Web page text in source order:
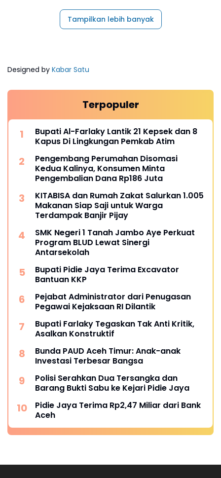
Tampilkan lebih banyak
Designed by Kabar Satu
Terpopuler
Bupati Al-Farlaky Lantik 21 Kepsek dan 8
Kapus Di Lingkungan Pemkab Atim
Pengembang Perumahan Disomasi
Kedua Kalinya, Konsumen Minta
Pengembalian Dana Rp186 Juta
KITABISA dan Rumah Zakat Salurkan 1.005
Makanan Siap Saji untuk Warga
Terdampak Banjir Pijay
SMK Negeri 1 Tanah Jambo Aye Perkuat
Program BLUD Lewat Sinergi
Antarsekolah
Bupati Pidie Jaya Terima Excavator
Bantuan KKP
Pejabat Administrator dari Penugasan
Pegawai Kejaksaan RI Dilantik
Bupati Farlaky Tegaskan Tak Anti Kritik,
Asalkan Konstruktif
Bunda PAUD Aceh Timur: Anak-anak
Investasi Terbesar Bangsa
Polisi Serahkan Dua Tersangka dan
Barang Bukti Sabu ke Kejari Pidie Jaya
Pidie Jaya Terima Rp2,47 Miliar dari Bank
Aceh